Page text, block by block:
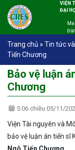
VIỆN
ĐẠI
Trang chủ » Tin tức
Tiến Chương
Bảo vệ luận
Chương
5:06 chiều 05/11/
Viện Tài nguyên và
bảo vệ luận án tiến sĩ